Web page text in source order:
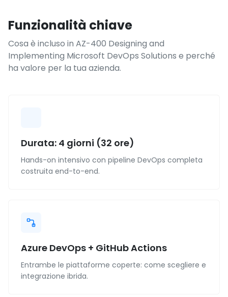
Funzionalità chiave
Cosa è incluso in AZ-400 Designing and
Implementing Microsoft DevOps Solutions e perché
ha valore per la tua azienda.
Durata: 4 giorni (32 ore)
Hands-on intensivo con pipeline DevOps completa
costruita end-to-end.
Azure DevOps + GitHub Actions
Entrambe le piattaforme coperte: come scegliere e
integrazione ibrida.